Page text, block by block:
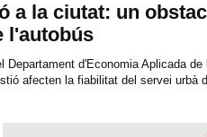
a la ciutat: un
l'autobús
Departament d'Economia Aplicada
afecten la fiabilitat del servei urbà